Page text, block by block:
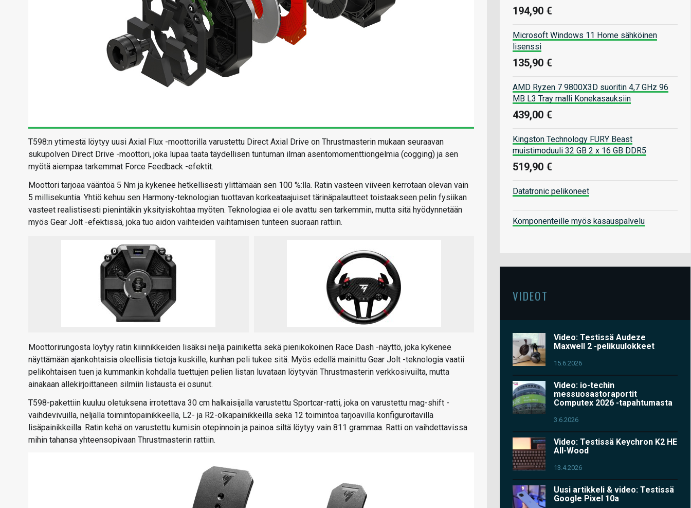
T598:n ytimestä löytyy uusi Axial Flux -moottorilla varustettu Direct Axial Drive on Thrustmasterin mukaan seuraavan
sukupolven Direct Drive -moottori, joka lupaa taata täydellisen tuntuman ilman asentomomenttiongelmia (cogging) ja sen
myötä aiempaa tarkemmat Force Feedback -efektit.
Moottori tarjoaa vääntöä 5 Nm ja kykenee hetkellisesti ylittämään sen 100 %:lla. Ratin vasteen viiveen kerrotaan olevan vain
5 millisekuntia. Yhtiö kehuu sen Harmony-teknologian tuottavan korkeataajuiset tärinäpalautteet toistaakseen pelin fysiikan
vasteet realistisesti pienintäkin yksityiskohtaa myöten. Teknologiaa ei ole avattu sen tarkemmin, mutta sitä hyödynnetään
myös Gear Jolt -efektissä, joka tuo aidon vaihteiden vaihtamisen tunteen suoraan rattiin.
Moottorirungosta löytyy ratin kiinnikkeiden lisäksi neljä painiketta sekä pienikokoinen Race Dash -näyttö, joka kykenee
näyttämään ajankohtaisia oleellisia tietoja kuskille, kunhan peli tukee sitä. Myös edellä mainittu Gear Jolt -teknologia vaatii
pelikohtaisen tuen ja kummankin kohdalla tuettujen pelien listan luvataan löytyvän Thrustmasterin verkkosivuilta, mutta
ainakaan allekirjoittaneen silmiin listausta ei osunut.
T598-pakettiin kuuluu oletuksena irrotettava 30 cm halkaisijalla varustettu Sportcar-ratti, joka on varustettu mag-shift -
vaihdevivuilla, neljällä toimintopainikkeella, L2- ja R2-olkapainikkeilla sekä 12 toimintoa tarjoavilla konfiguroitavilla
lisäpainikkeilla. Ratin kehä on varustettu kumisin otepinnoin ja painoa siltä löytyy vain 811 grammaa. Ratti on vaihdettavissa
mihin tahansa yhteensopivaan Thrustmasterin rattiin.
194,90 €
Microsoft Windows 11 Home sähköinen
lisenssi
135,90 €
AMD Ryzen 7 9800X3D suoritin 4,7 GHz 96
MB L3 Tray malli Konekasauksiin
439,00 €
Kingston Technology FURY Beast
muistimoduuli 32 GB 2 x 16 GB DDR5
519,90 €
Datatronic pelikoneet
Komponenteille myös kasauspalvelu
VIDEOT
Video: Testissä Audeze
Maxwell 2 -pelikuulokkeet
15.6.2026
Video: io-techin
messuosastoraportit
Computex 2026 -tapahtumasta
3.6.2026
Video: Testissä Keychron K2 HE
All-Wood
13.4.2026
Uusi artikkeli & video: Testissä
Google Pixel 10a